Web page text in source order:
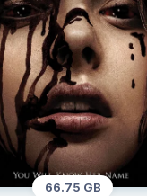
66.75 GB